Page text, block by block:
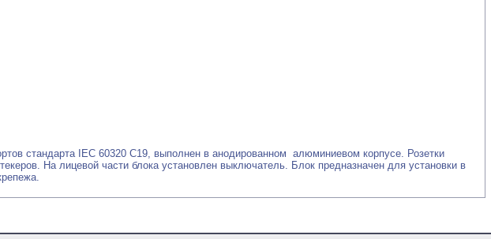
стандарта IEC 60320 C19, выполнен в анодированном алюминиевом корпусе. Розетки
На лицевой части блока установлен выключатель. Блок предназначен для установки в